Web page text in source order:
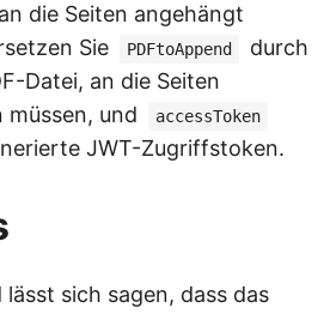
die Seiten angehängt
Sie
PDFtoAppend
durch
Datei, an die Seiten
und
accessToken
JWT-Zugriffstoken.
sich sagen, dass das